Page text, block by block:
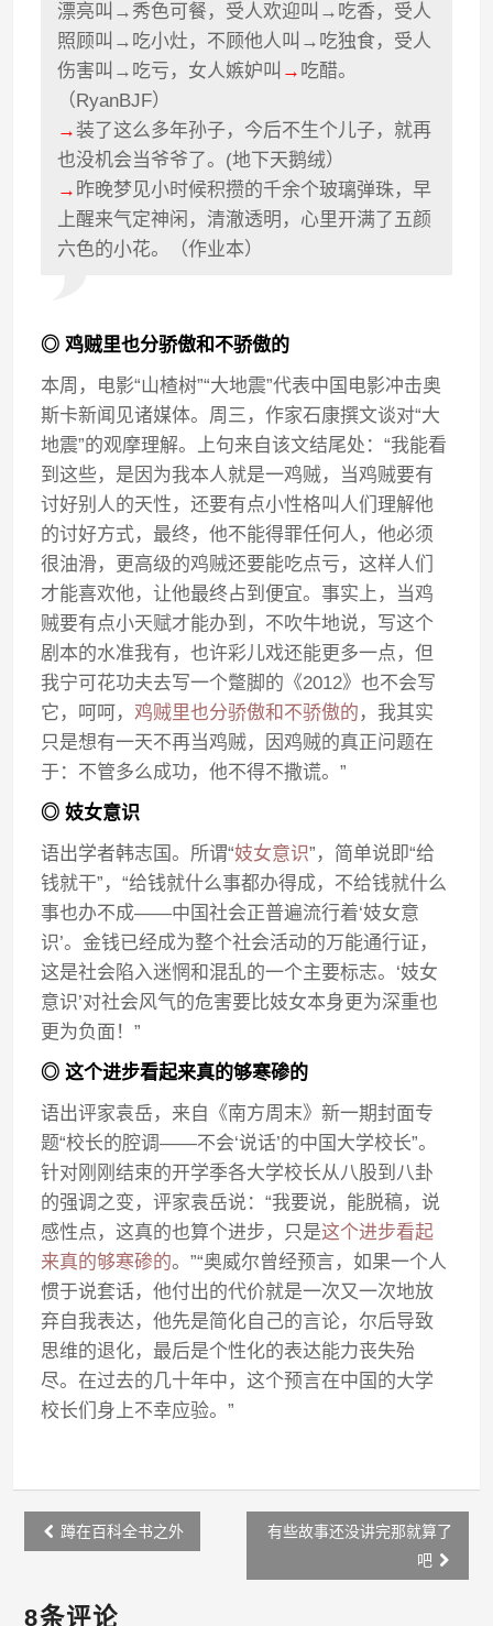
漂亮叫→秀色可餐，受人欢迎叫→吃香，受人
照顾叫→吃小灶，不顾他人叫→吃独食，受人
伤害叫→吃亏，女人嫉妒叫 → 吃醋。
（RyanBJF）
→ 装了这么多年孙子，今后不生个儿子，就再
也没机会当爷爷了。(地下天鹅绒）
→ 昨晚梦见小时候积攒的千余个玻璃弹珠，早
上醒来气定神闲，清澈透明，心里开满了五颜
六色的小花。（作业本）
◎ 鸡贼里也分骄傲和不骄傲的
本周，电影“山楂树”“大地震”代表中国电影冲击奥
斯卡新闻见诸媒体。周三，作家石康撰文谈对“大
地震”的观摩理解。上句来自该文结尾处：“我能看
到这些，是因为我本人就是一鸡贼，当鸡贼要有
讨好别人的天性，还要有点小性格叫人们理解他
的讨好方式，最终，他不能得罪任何人，他必须
很油滑，更高级的鸡贼还要能吃点亏，这样人们
才能喜欢他，让他最终占到便宜。事实上，当鸡
贼要有点小天赋才能办到，不吹牛地说，写这个
剧本的水准我有，也许彩儿戏还能更多一点，但
我宁可花功夫去写一个蹩脚的《2012》也不会写
它，呵呵，鸡贼里也分骄傲和不骄傲的 ，我其实
只是想有一天不再当鸡贼，因鸡贼的真正问题在
于：不管多么成功，他不得不撒谎。”
◎ 妓女意识
语出学者韩志国。所谓“妓女意识”，简单说即“给
钱就干”，“给钱就什么事都办得成，不给钱就什么
事也办不成——中国社会正普遍流行着‘妓女意
识’。金钱已经成为整个社会活动的万能通行证，
这是社会陷入迷惘和混乱的一个主要标志。‘妓女
意识’对社会风气的危害要比妓女本身更为深重也
更为负面！”
◎ 这个进步看起来真的够寒碜的
语出评家袁岳，来自《南方周末》新一期封面专
题“校长的腔调——不会‘说话’的中国大学校长”。
针对刚刚结束的开学季各大学校长从八股到八卦
的强调之变，评家袁岳说：“我要说，能脱稿，说
感性点，这真的也算个进步，只是这个进步看起
来真的够寒碜的。”“奥威尔曾经预言，如果一个人
惯于说套话，他付出的代价就是一次又一次地放
弃自我表达，他先是简化自己的言论，尔后导致
思维的退化，最后是个性化的表达能力丧失殆
尽。在过去的几十年中，这个预言在中国的大学
校长们身上不幸应验。”
Post
navigation
蹲在百科全书之外
有些故事还没讲完那就算了
吧
8条评论